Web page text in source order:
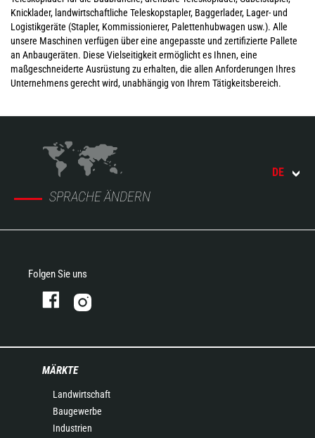
Knicklader, landwirtschaftliche Teleskopstapler, Baggerlader, Lager- und
Logistikgeräte (Stapler, Kommissionierer, Palettenhubwagen usw.). Alle
unsere Maschinen verfügen über eine angepasste und zertifizierte Pallete
an Anbaugeräten. Diese Vielseitigkeit ermöglicht es Ihnen, eine
maßgeschneiderte Ausrüstung zu erhalten, die allen Anforderungen Ihres
Unternehmens gerecht wird, unabhängig von Ihrem Tätigkeitsbereich.
SPRACHE ÄNDERN
DE
Folgen Sie uns
MÄRKTE
Landwirtschaft
Baugewerbe
Industrien